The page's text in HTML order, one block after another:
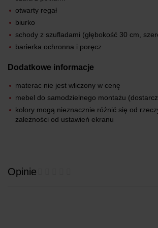
otwarty regał
biurko
schody z szufladami (głębokość 30 cm,
barierka ochronna i poręcz
Dodatkowe informacje
materac nie jest wliczony w cenę
mebel do samodzielnego montażu
kolory mogą nieznacznie różnić się od
zależności od ustawień ekranu
Opinie